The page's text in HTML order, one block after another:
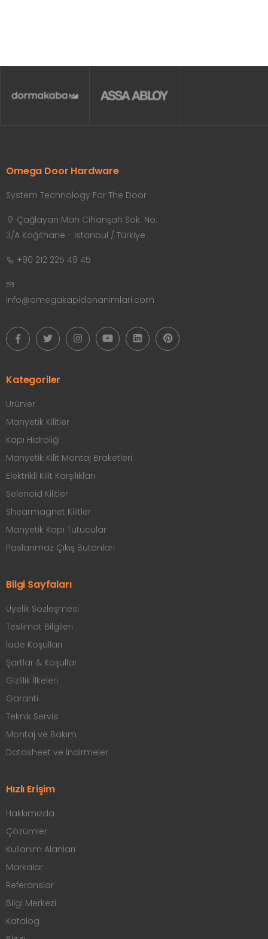
Omega Door Hardware
System Technology For The Door
Çağlayan Mah Cihanşah Sok. No:
3/A Kağıthane - İstanbul / Türkiye
+90 212 225 49 45
info@omegakapidonanimlari.com
Kategoriler
Ürünler
Manyetik Kilitler
Kapı Hidroliği
Manyetik Kilit Montaj Braketleri
Elektrikli Kilit Karşılıkları
Selenoid Kilitler
Shearmagnet Kilitler
Manyetik Kapı Tutucular
Paslanmaz Çıkış Butonları
Bilgi Sayfaları
Üyelik Sözleşmesi
Teslimat Bilgileri
İade Koşulları
Şartlar & Koşullar
Gizlilik İlkeleri
Garanti
Teknik Servis
Montaj ve Bakım
Datasheet ve İndirmeler
Hızlı Erişim
Hakkımızda
Çözümler
Kullanım Alanları
Markalar
Referanslar
Bilgi Merkezi
Katalog